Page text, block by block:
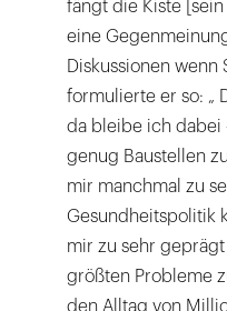
fängt die Kiste [sein
eine
Diskussionen
formulierte er so: „
da bleibe ich dabei
genug Baustellen
mir manchmal zu
Gesundheitspolitik
mir zu sehr
größten Probleme
den Alltag von